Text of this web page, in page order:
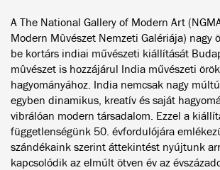
A The National Gallery of Modern Art
Modern Mûvészet Nemzeti Galériája) nagy
be kortárs indiai művészeti kiállítását
mûvészet is hozzájárul India művészeti
hagyományához. India nemcsak nagy
egyben dinamikus, kreatív és saját
vibrálóan modern társadalom. Ezzel a
függetlenségünk 50. évfordulójára
szándékaink szerint áttekintést nyújtunk
kapcsolódik az elmúlt ötven év az